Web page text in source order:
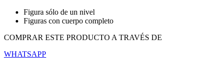
Figura sólo de un nivel
Figuras con cuerpo completo
COMPRAR ESTE PRODUCTO A TRAVÉS DE
WHATSAPP